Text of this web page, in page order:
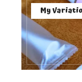
My